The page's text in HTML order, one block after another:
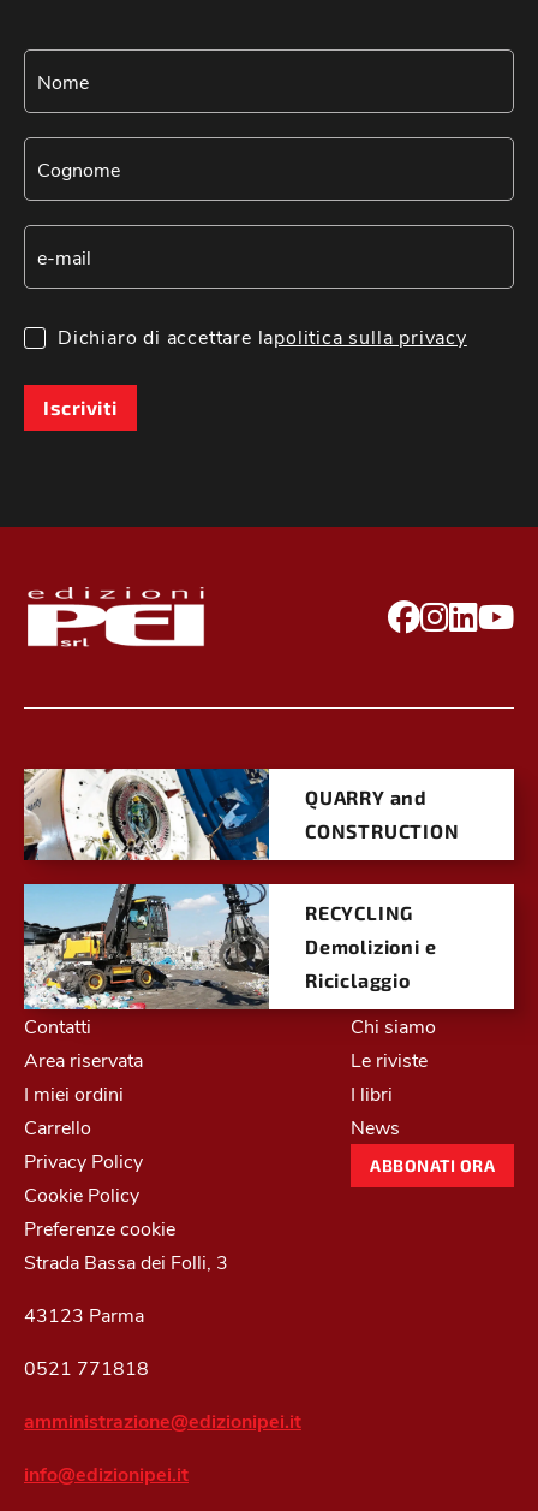
Dichiaro di accettare lapolitica sulla privacy
Iscriviti
QUARRY and
CONSTRUCTION
RECYCLING
Demolizioni e
Riciclaggio
Contatti
Area riservata
I miei ordini
Carrello
Privacy Policy
Cookie Policy
Preferenze cookie
Chi siamo
Le riviste
I libri
News
ABBONATI ORA
Strada Bassa dei Folli, 3
43123 Parma
0521 771818
amministrazione@edizionipei.it
info@edizionipei.it